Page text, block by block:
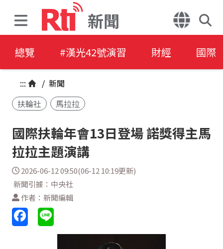
新聞
總覽 #漢光42號演習 財經 國際
::: / 新聞
扶輪社
馬拉拉
國際扶輪年會13日登場 諾獎得主馬
拉拉主題演講
2026-06-12 09:50(06-12 10:19更新)
新聞引據：中央社
作者：新聞編輯